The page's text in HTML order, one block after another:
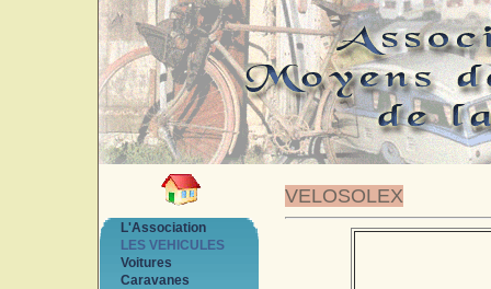
VELOSOLEX
L'Association
LES VEHICULES
Voitures
Caravanes